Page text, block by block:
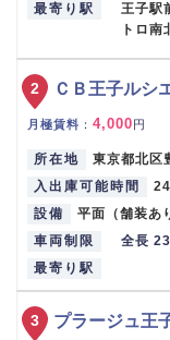
最寄り駅
王子駅
トロ
ＣＢ王子ルシ
月極賃料 ： 4,000 円
所在地
東京都北区
入出庫可能時間
設備
平面（舗装あ
車両制限
全長
最寄り駅
2
プラージュ王
3